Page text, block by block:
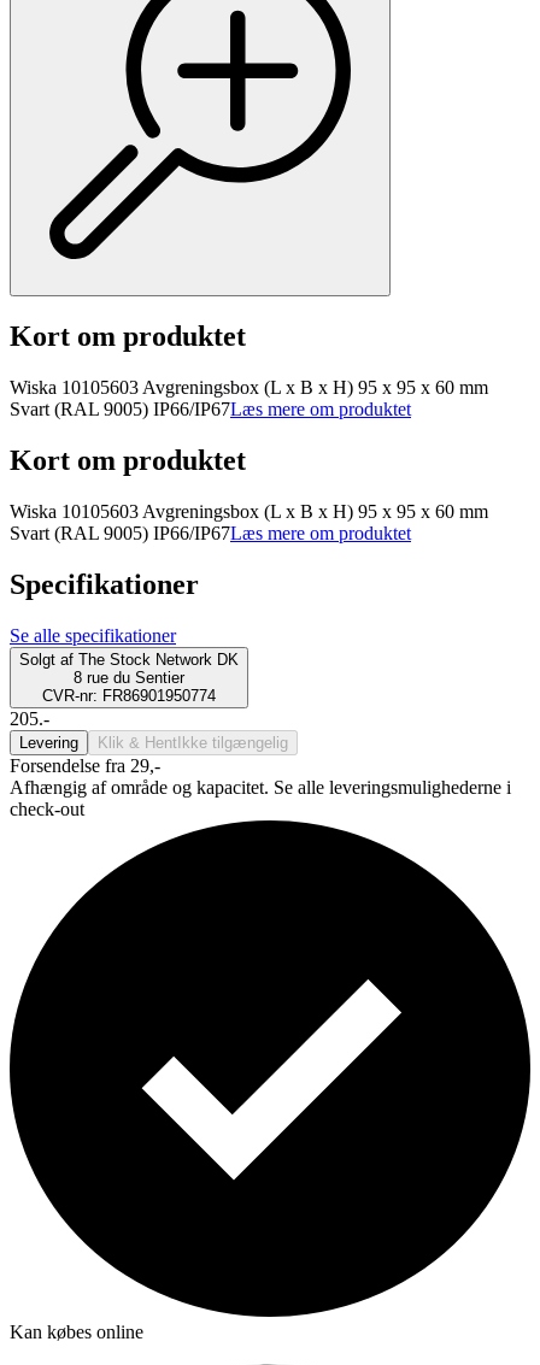
Kort om produktet
Wiska 10105603 Avgreningsbox (L x B x H) 95 x 95 x 60 mm
Svart (RAL 9005) IP66/IP67Læs mere om produktet
Kort om produktet
Wiska 10105603 Avgreningsbox (L x B x H) 95 x 95 x 60 mm
Svart (RAL 9005) IP66/IP67Læs mere om produktet
Specifikationer
Se alle specifikationer
Solgt af The Stock Network DK
8 rue du Sentier
CVR-nr: FR86901950774
205.-
Levering Klik & Hent Ikke tilgængelig
Forsendelse fra 29,-
Afhængig af område og kapacitet. Se alle leveringsmulighederne i
check-out
Kan købes online